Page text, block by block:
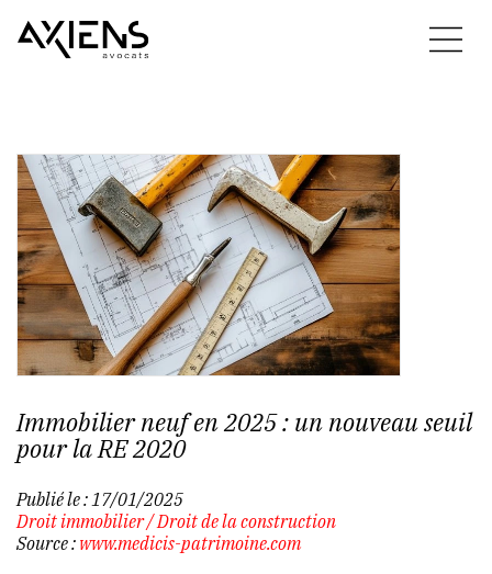
Immobilier neuf en 2025 : un nouveau seuil
pour la RE 2020
Publié le : 17/01/2025
Droit immobilier/Droit de la construction
Source : www.medicis-patrimoine.com